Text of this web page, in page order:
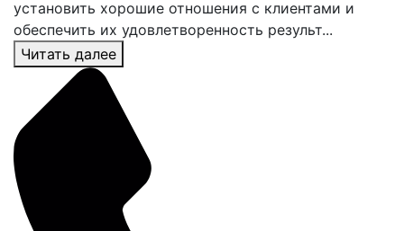
установить хорошие отношения с клиентами и
обеспечить их удовлетворенность результ...
Читать далее